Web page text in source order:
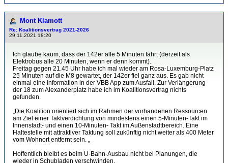
Mont Klamott
Re: Koalitionsvertrag 2021-2026
29.11.2021 18:20
Ich glaube kaum, dass der 142er alle 5 Minuten fährt (derzeit als
Elektrobus alle 20 Minuten, wenn er denn kommt).
Freitag gegen 21.45 Uhr habe ich mal wieder am Rosa-Luxemburg-Platz
25 Minuten auf die M8 gewartet, der 142er fiel ganz aus. Es gab nicht
einmal eine Information in der VBB App zum Ausfall. Zur Verlängerung
der 18 zum Alexanderplatz habe ich im Koalitionsvertrag nichts
gefunden.
„Die Koalition orientiert sich im Rahmen der vorhandenen Ressourcen
am Ziel einer Taktverdichtung von mindestens einen 5-Minuten-Takt im
Innenstadt- und einen 10-Minuten- Takt im Außenstadtbereich. Eine
Haltestelle mit attraktiver Taktung soll zukünftig nicht weiter als 400 Meter
vom Wohnort entfernt sein. „
Hoffentlich bleibt es beim U-Bahn-Ausbau nicht bei Planungen, die
wieder in Schubladen verschwinden.